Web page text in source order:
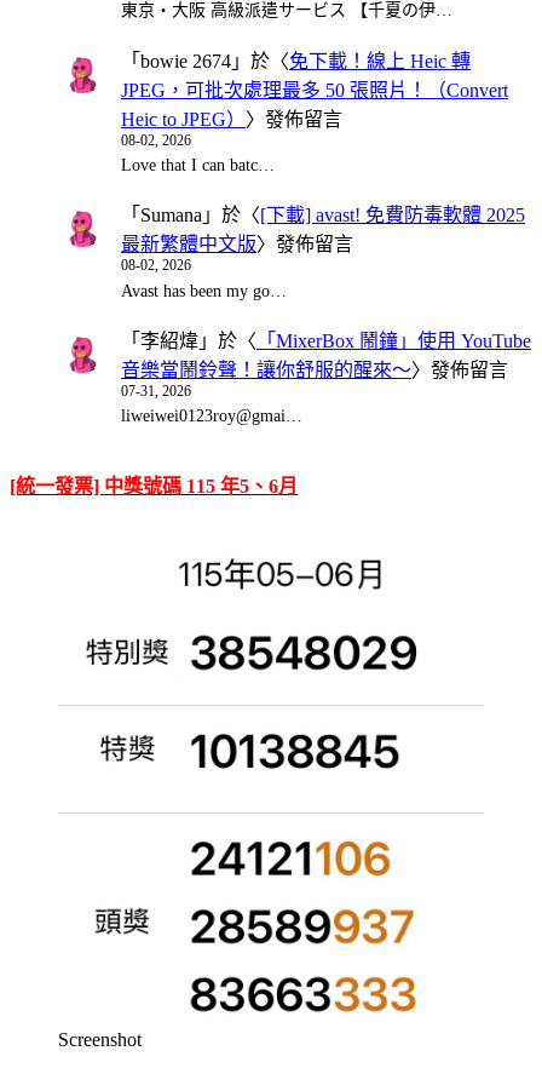
東京・大阪 高級派遣サービス 【千夏の伊…
「 bowie 2674 」於〈免下載！線上 Heic 轉
JPEG，可批次處理最多 50 張照片！（Convert
Heic to JPEG） 〉發佈留言
08-02, 2026
Love that I can batc…
「 Sumana 」於〈 [下載] avast! 免費防毒軟體 2025
最新繁體中文版〉發佈留言
08-02, 2026
Avast has been my go…
「 李紹煒 」於〈 「MixerBox 鬧鐘」使用 YouTube
音樂當鬧鈴聲！讓你舒服的醒來～〉發佈留言
07-31, 2026
liweiwei0123roy@gmai…
[統一發票] 中獎號碼 115 年5、6月
Screenshot